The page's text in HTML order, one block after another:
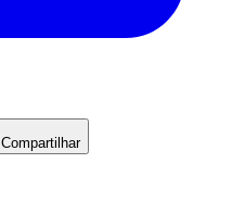
Compartilhar